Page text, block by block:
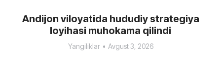
Andijon viloyatida hududiy strategiya
loyihasi muhokama qilindi
Yangiliklar Avgust 3, 2026